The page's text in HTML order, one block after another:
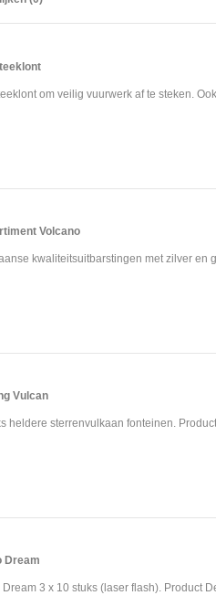
om veilig vuurwerk af te steken.
Volcano
kwaliteitsuitbarstingen met zilver en
Vulcan
heldere sterrenvulkaan fonteinen.
Dream
Dream 3 x 10 stuks (laser flash). Product